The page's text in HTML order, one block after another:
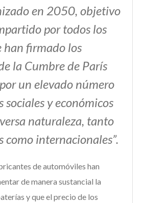
en 2050, objetivo
por todos los
han firmado los
la Cumbre de París
un elevado número
sociales y económicos
naturaleza, tanto
como internacionales”.
de automóviles han
de manera sustancial la
y que el precio de los